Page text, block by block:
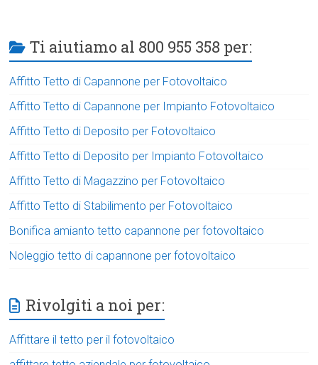
Ti aiutiamo al 800 955 358 per:
Affitto Tetto di Capannone per Fotovoltaico
Affitto Tetto di Capannone per Impianto Fotovoltaico
Affitto Tetto di Deposito per Fotovoltaico
Affitto Tetto di Deposito per Impianto Fotovoltaico
Affitto Tetto di Magazzino per Fotovoltaico
Affitto Tetto di Stabilimento per Fotovoltaico
Bonifica amianto tetto capannone per fotovoltaico
Noleggio tetto di capannone per fotovoltaico
Rivolgiti a noi per:
Affittare il tetto per il fotovoltaico